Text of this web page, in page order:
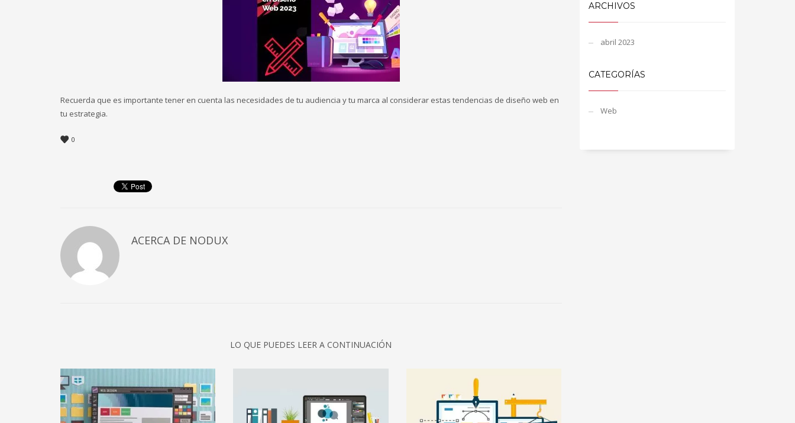
Recuerda que es importante tener en cuenta las necesidades de tu audiencia y tu marca al considerar estas tendencias de diseño web en
tu estrategia.
0
ACERCA DE NODUX
LO QUE PUEDES LEER A CONTINUACIÓN
ARCHIVOS
abril 2023
CATEGORÍAS
Web